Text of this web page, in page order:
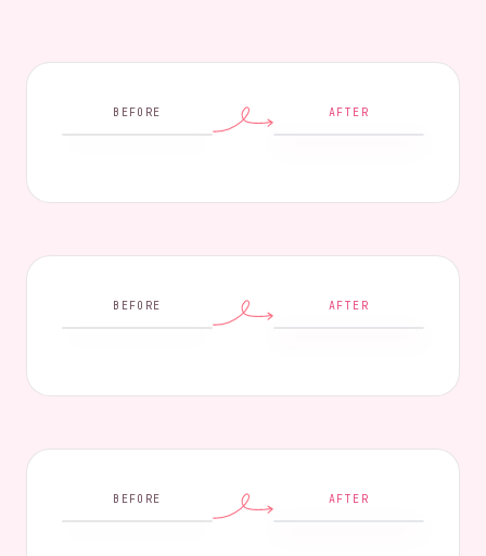
BEFORE AFTER
BEFORE AFTER
BEFORE AFTER